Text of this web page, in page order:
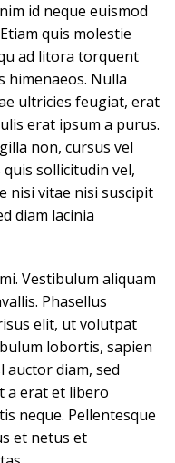
id neque euismod
quis molestie
ad litora torquent
himenaeos. Nulla
ultricies feugiat, erat
erat ipsum a purus.
non, cursus vel
sollicitudin vel,
nisi vitae nisi suscipit
diam lacinia
Vestibulum aliquam
Phasellus
elit, ut volutpat
lobortis, sapien
auctor diam, sed
a erat et libero
neque. Pellentesque
et netus et